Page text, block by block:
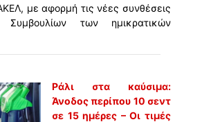
με αφορμή τις νέες συνθέσεις
Συμβουλίων των ημικρατικών
Ράλι στα καύσιμα:
Άνοδος περίπου 10 σεντ
σε 15 ημέρες – Οι τιμές